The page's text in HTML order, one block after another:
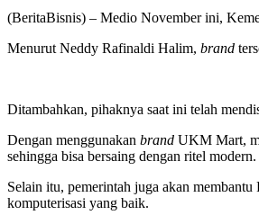
(BeritaBisnis) – Medio November ini,
Menurut Neddy Rafinaldi Halim, brand
Ditambahkan, pihaknya saat ini telah
Dengan menggunakan brand UKM Mart,
sehingga bisa bersaing dengan ritel modern.
Selain itu, pemerintah juga akan
komputerisasi yang baik.